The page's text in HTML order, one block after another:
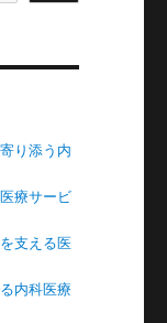
り添う内
療サービ
支える医
内科医療